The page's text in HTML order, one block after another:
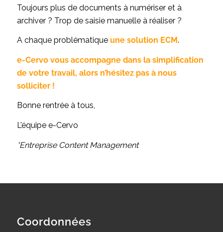
Toujours plus de documents à numériser et à
archiver ? Trop de saisie manuelle à réaliser ?
A chaque problématique une solution ECM.
e-Cervo vous accompagne dans la simplification
de votre travail, alors n’hésitez pas à nous
solliciter !
Bonne rentrée à tous,
L’équipe e-Cervo
*Entreprise Content Management
Coordonnées